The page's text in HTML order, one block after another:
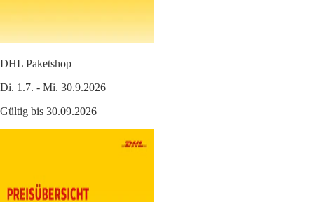
DHL Paketshop
Di. 1.7. - Mi. 30.9.2026
Gültig bis 30.09.2026